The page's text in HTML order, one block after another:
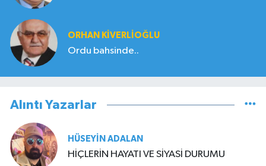
ORHAN KIVERLIOĞLU
Ordu bahsinde..
Alıntı Yazarlar
HÜSEYIN ADALAN
HİÇLERİN HAYATI VE SİYASİ DURUMU